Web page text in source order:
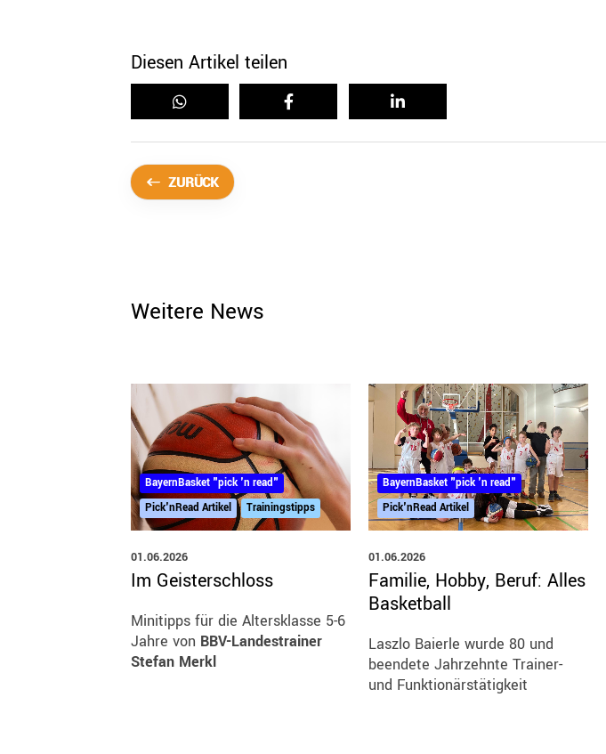
Diesen Artikel teilen
ZURÜCK
Weitere News
BayernBasket "pick 'n read"
Pick'nRead Artikel
Trainingstipps
01.06.2026
Im Geisterschloss
Minitipps für die Altersklasse 5-6
Jahre von BBV-Landestrainer
Stefan Merkl
BayernBasket "pick 'n read"
Pick'nRead Artikel
01.06.2026
Familie, Hobby, Beruf: Alles
Basketball
Laszlo Baierle wurde 80 und
beendete Jahrzehnte Trainer-
und Funktionärstätigkeit